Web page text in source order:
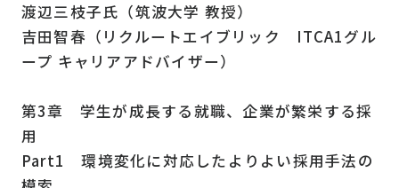
渡辺三枝子氏（筑波大学 教授）
吉田智春（リクルートエイブリック ITCA1グル
ープ キャリアアドバイザー）
第3章 学生が成長する就職、企業が繁栄する採
用
Part1 環境変化に対応したよりよい採用手法の